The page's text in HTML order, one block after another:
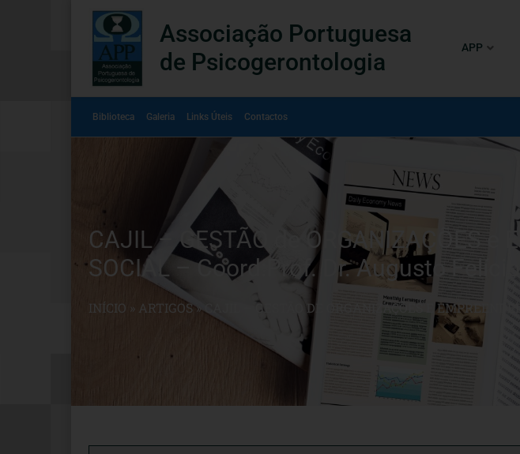
Associação Portuguesa
de Psicogerontologia
APP
Biblioteca Galeria Links Úteis Contactos
CAJIL – GESTÃO de ORGANIZAÇÕES e
SOCIAL – Coord:Prof. Dr. Augusto Felício
INÍCIO » ARTIGOS» CAJIL – GESTÃO DE ORGANIZAÇÕES E